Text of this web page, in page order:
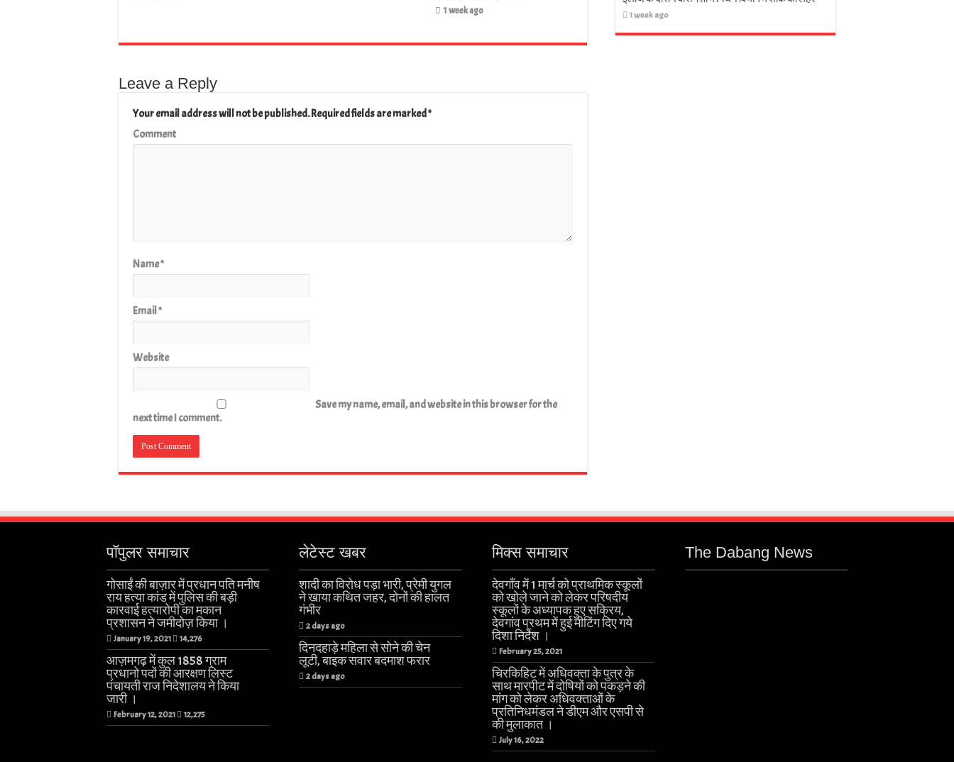
1 week ago
Leave a Reply
Your email address will not be published.Required fields are marked*
Comment
Name*
Email*
Website
Save my name, email, and website in this browser for the
next time I comment.
1 week ago
पॉपुलर समाचार
गोसाईं की बाज़ार में प्रधान पति मनीष
राय हत्या कांड में पुलिस की बड़ी
कारवाई हत्यारोपी का मकान
प्रशासन ने जमीदोज़ किया ।
January 19, 2021 14,276
आज़मगढ़ में कुल 1858 ग्राम
प्रधानो पदों की आरक्षण लिस्ट
पंचायती राज निदेशालय ने किया
जारी ।
February 12, 2021 12,275
लेटेस्ट खबर
शादी का विरोध पड़ा भारी, प्रेमी युगल
ने खाया कथित जहर, दोनों की हालत
गंभीर
2 days ago
दिनदहाड़े महिला से सोने की चेन
लूटी, बाइक सवार बदमाश फरार
2 days ago
मिक्स समाचार
देवगाँव में 1 मार्च को प्राथमिक स्कूलों
को खोले जाने को लेकर परिषदीय
स्कूलों के अध्यापक हुए सक्रिय,
देवगांव प्रथम में हुई मीटिंग दिए गये
दिशा निर्देश ।
February 25, 2021
चिरकिहिट में अधिवक्ता के पुत्र के
साथ मारपीट में दोषियों को पकड़ने की
मांग को लेकर अधिवक्ताओं के
प्रतिनिधमंडल ने डीएम और एसपी से
की मुलाकात ।
July 16, 2022
The Dabang News